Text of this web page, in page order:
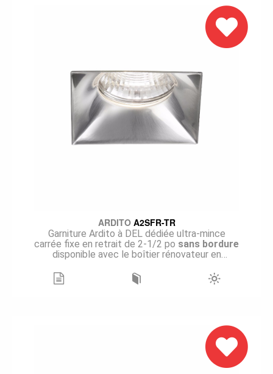
première qualité. Plus de 1 000 lumens sont
délivrés pour une performance de 78 lm/W @ 3
000K. Le modèle A2RAR, élégant et discret, est
offert en huit finis de garniture pour en
commandée avec la garniture A2RAR-TR pour
une installation sans bordure, qui offre un look
minimaliste et contemporain. Les plaques
seront
ARDITOA2SFR-TR
Garniture Ardito à DEL dédiée ultra-mince
carrée fixe en retrait de 2-1/2 po sans bordure
disponible avec le boîtier rénovateur en
de couleur et avec un IRC de +90. Les
faisceaux étroit (15°), moyen (24°), large (36°)
000K. Le modèle A2SFR-TR, très facile
pour un
plafond uni. Idéal pour des applications
architecturales ou éclectiques, ce modèle est
offert en sept finis de réflecteur pour en